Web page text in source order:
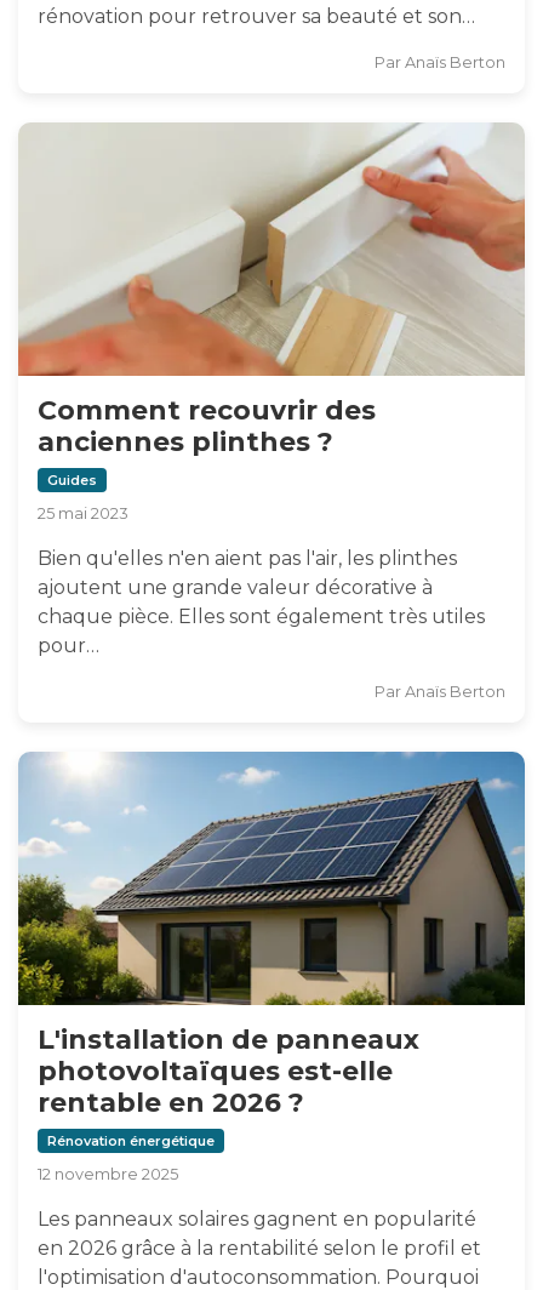
rénovation pour retrouver sa beauté et son…
Par Anaïs Berton
Comment recouvrir des
anciennes plinthes ?
Guides
25 mai 2023
Bien qu'elles n'en aient pas l'air, les plinthes
ajoutent une grande valeur décorative à
chaque pièce. Elles sont également très utiles
pour…
Par Anaïs Berton
L'installation de panneaux
photovoltaïques est-elle
rentable en 2026 ?
Rénovation énergétique
12 novembre 2025
Les panneaux solaires gagnent en popularité
en 2026 grâce à la rentabilité selon le profil et
l'optimisation d'autoconsommation. Pourquoi